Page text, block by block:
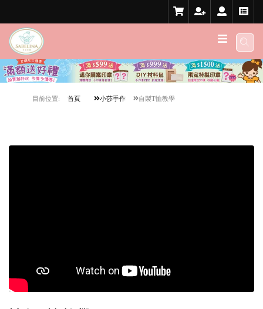
目前位置: 首頁 小莎手作 自製T恤教學